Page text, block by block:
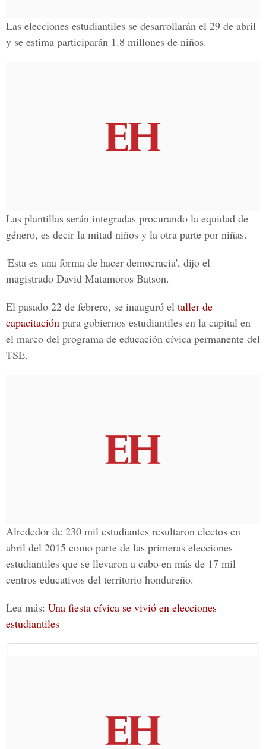
Las elecciones estudiantiles se desarrollarán el 29 de abril
y se estima participarán 1.8 millones de niños.
Las plantillas serán integradas procurando la equidad de
género, es decir la mitad niños y la otra parte por niñas.
'Esta es una forma de hacer democracia', dijo el
magistrado David Matamoros Batson.
El pasado 22 de febrero, se inauguró el taller de
capacitación para gobiernos estudiantiles en la capital en
el marco del programa de educación cívica permanente del
TSE.
Alrededor de 230 mil estudiantes resultaron electos en
abril del 2015 como parte de las primeras elecciones
estudiantiles que se llevaron a cabo en más de 17 mil
centros educativos del territorio hondureño.
Lea más: Una fiesta cívica se vivió en elecciones
estudiantiles